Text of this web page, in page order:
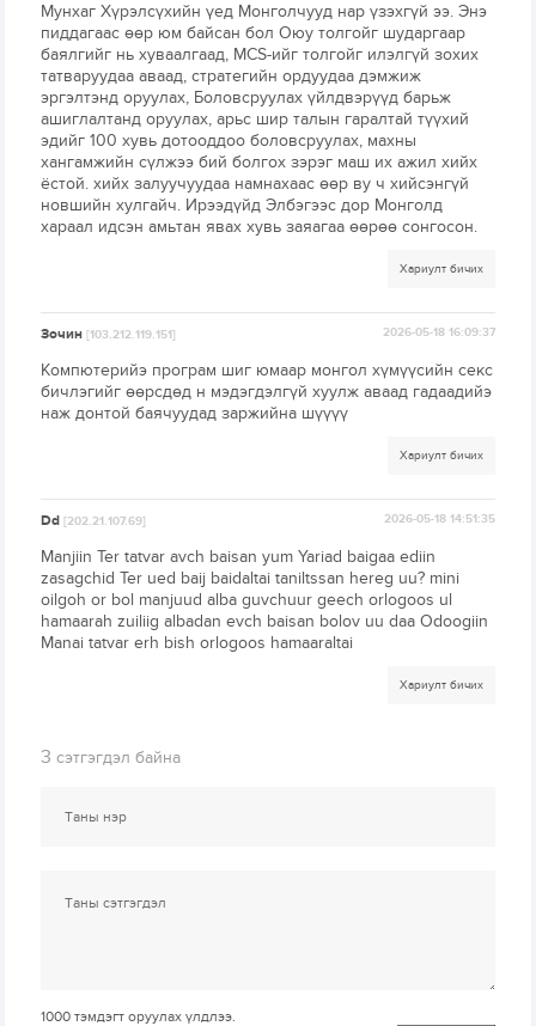
Мунхаг Хүрэлсүхийн үед Монголчууд нар үзэхгүй ээ. Энэ
пиддагаас өөр юм байсан бол Оюу толгойг шударгаар
баялгийг нь хуваалгаад, MCS-ийг толгойг илэлгүй зохих
татваруудаа аваад, стратегийн ордуудаа дэмжиж
эргэлтэнд оруулах, Боловсруулах үйлдвэрүүд барьж
ашиглалтанд оруулах, арьс шир талын гаралтай түүхий
эдийг 100 хувь дотооддоо боловсруулах, махны
хангамжийн сүлжээ бий болгох зэрэг маш их ажил хийх
ёстой. хийх залуучуудаа намнахаас өөр ву ч хийсэнгүй
новшийн хулгайч. Ирээдүйд Элбэгээс дор Монголд
хараал идсэн амьтан явах хувь заяагаа өөрөө сонгосон.
Хариулт бичих
Зочин[103.212.119.151] 2026-05-18 16:09:37
Компютерийэ програм шиг юмаар монгол хүмүүсийн секс
бичлэгийг өөрсдөд н мэдэгдэлгүй хуулж аваад гадаадийэ
наж донтой баячуудад заржийна шүүүү
Хариулт бичих
Dd[202.21.107.69] 2026-05-18 14:51:35
Manjiin Ter tatvar avch baisan yum Yariad baigaa ediin
zasagchid Ter ued baij baidaltai taniltssan hereg uu? mini
oilgoh or bol manjuud alba guvchuur geech orlogoos ul
hamaarah zuiliig albadan evch baisan bolov uu daa Odoogiin
Manai tatvar erh bish orlogoos hamaaraltai
Хариулт бичих
3 сэтгэгдэл байна
1000 тэмдэгт оруулах үлдлээ.